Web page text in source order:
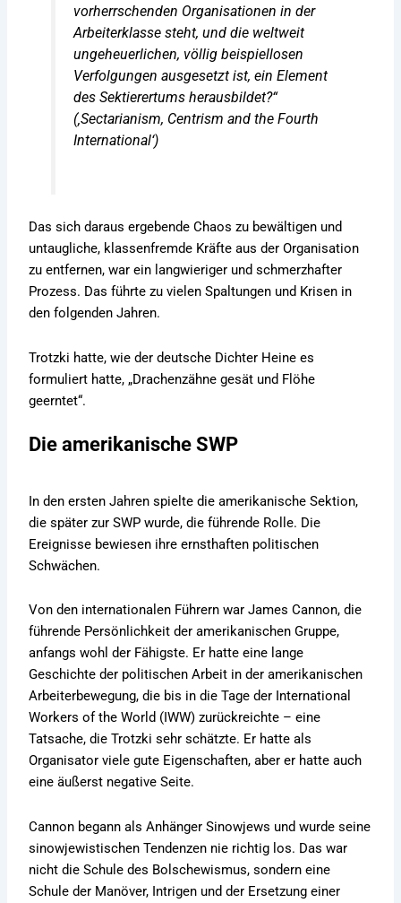
vorherrschenden Organisationen in der
Arbeiterklasse steht, und die weltweit
ungeheuerlichen, völlig beispiellosen
Verfolgungen ausgesetzt ist, ein Element
des Sektierertums herausbildet?“
(‚Sectarianism, Centrism and the Fourth
International‘)
Das sich daraus ergebende Chaos zu bewältigen und
untaugliche, klassenfremde Kräfte aus der Organisation
zu entfernen, war ein langwieriger und schmerzhafter
Prozess. Das führte zu vielen Spaltungen und Krisen in
den folgenden Jahren.
Trotzki hatte, wie der deutsche Dichter Heine es
formuliert hatte, „Drachenzähne gesät und Flöhe
geerntet“.
Die amerikanische SWP
In den ersten Jahren spielte die amerikanische Sektion,
die später zur SWP wurde, die führende Rolle. Die
Ereignisse bewiesen ihre ernsthaften politischen
Schwächen.
Von den internationalen Führern war James Cannon, die
führende Persönlichkeit der amerikanischen Gruppe,
anfangs wohl der Fähigste. Er hatte eine lange
Geschichte der politischen Arbeit in der amerikanischen
Arbeiterbewegung, die bis in die Tage der International
Workers of the World (IWW) zurückreichte – eine
Tatsache, die Trotzki sehr schätzte. Er hatte als
Organisator viele gute Eigenschaften, aber er hatte auch
eine äußerst negative Seite.
Cannon begann als Anhänger Sinowjews und wurde seine
sinowjewistischen Tendenzen nie richtig los. Das war
nicht die Schule des Bolschewismus, sondern eine
Schule der Manöver, Intrigen und der Ersetzung einer